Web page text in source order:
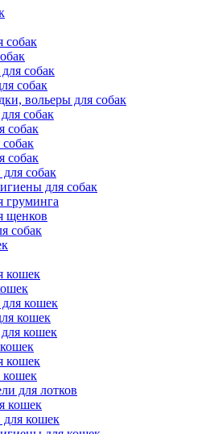
собак
собак
собак
вольеры для собак
собак
собак
собак
собак
для собак
груминга
щенков
собак
кошек
кошек
кошек
кошек
кошек
для лотков
кошек
кошек